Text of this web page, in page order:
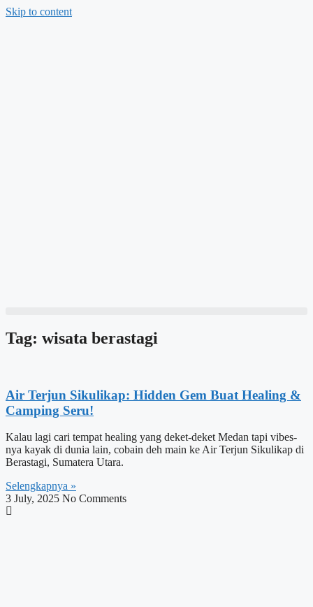
Skip to content
Tag: wisata berastagi
Air Terjun Sikulikap: Hidden Gem Buat Healing &
Camping Seru!
Kalau lagi cari tempat healing yang deket-deket Medan tapi vibes-
nya kayak di dunia lain, cobain deh main ke Air Terjun Sikulikap di
Berastagi, Sumatera Utara.
Selengkapnya »
3 July, 2025 No Comments